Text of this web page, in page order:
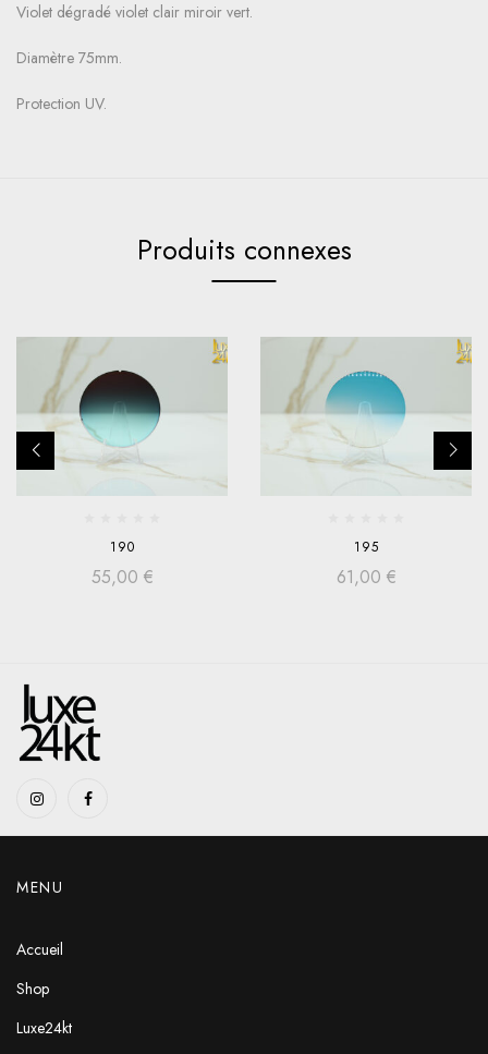
Violet dégradé violet clair miroir vert.
Diamètre 75mm.
Protection UV.
Produits connexes
190
55,00 €
195
61,00 €
MENU
Accueil
Shop
Luxe24kt